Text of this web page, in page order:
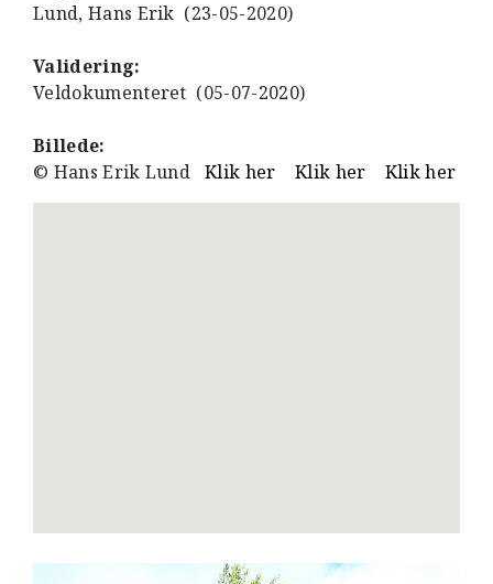
Lund, Hans Erik (23-05-2020)
Validering:
Veldokumenteret (05-07-2020)
Billede:
© Hans Erik LundKlik her Klik her Klik her